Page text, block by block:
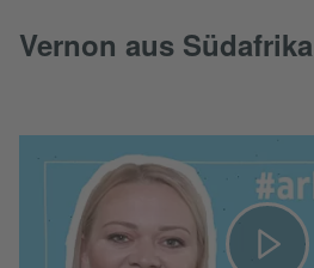
Vernon aus Südafrika